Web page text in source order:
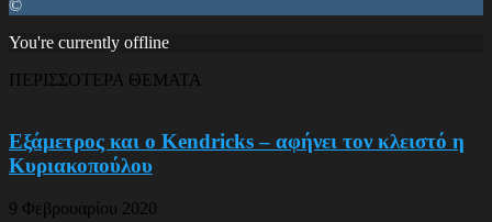
©
You're currently offline
ΠΕΡΙΣΣΟΤΕΡΑ ΘΕΜΑΤΑ
Εξάμετρος και ο Kendricks – αφήνει τον κλειστό η
Κυριακοπούλου
9 Φεβρουαρίου 2020